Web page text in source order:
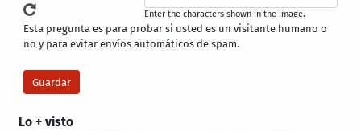
Lo + visto
Enter the characters shown in the image.
Esta pregunta es para probar si usted es un visitante humano o
no y para evitar envíos automáticos de spam.